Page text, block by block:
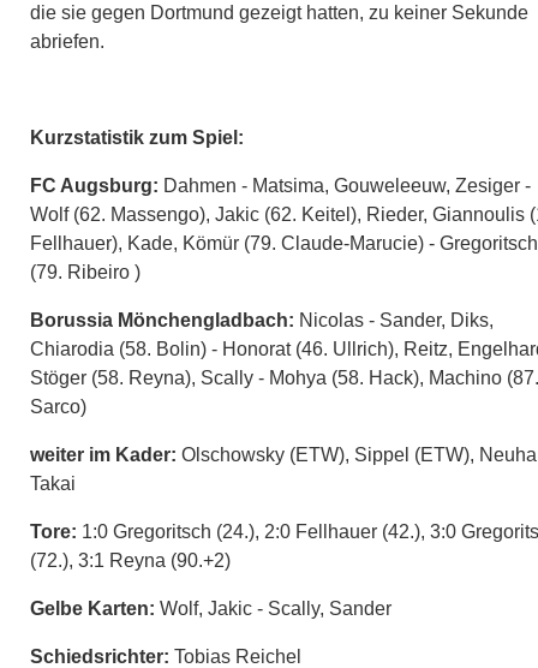
die sie gegen Dortmund gezeigt hatten, zu keiner Sekunde
abriefen.
Kurzstatistik zum Spiel:
FC Augsburg: Dahmen - Matsima, Gouweleeuw, Zesiger -
Wolf (62. Massengo), Jakic (62. Keitel), Rieder, Giannoulis
Fellhauer), Kade, Kömür (79. Claude-Marucie) - Gregoritsch
(79. Ribeiro )
Borussia Mönchengladbach: Nicolas - Sander, Diks,
Chiarodia (58. Bolin) - Honorat (46. Ullrich), Reitz,
Stöger (58. Reyna), Scally - Mohya (58. Hack), Machino (87.
Sarco)
weiter im Kader: Olschowsky (ETW), Sippel (ETW),
Takai
Tore: 1:0 Gregoritsch (24.), 2:0 Fellhauer (42.), 3:0
(72.), 3:1 Reyna (90.+2)
Gelbe Karten: Wolf, Jakic - Scally, Sander
Schiedsrichter: Tobias Reichel